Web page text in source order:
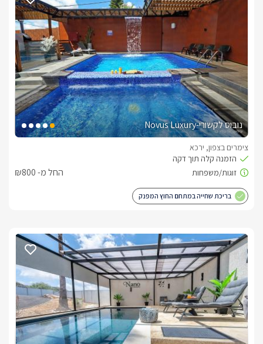
נובוס לקשורי-Novus Luxury
צימרים בצפון, ירכא
החל מ- ₪800
בריכת שחייה במתחם החוץ המפנק